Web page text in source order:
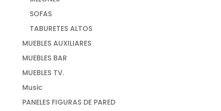
SOFAS
TABURETES ALTOS
MUEBLES AUXILIARES
MUEBLES BAR
MUEBLES TV.
Music
PANELES FIGURAS DE PARED